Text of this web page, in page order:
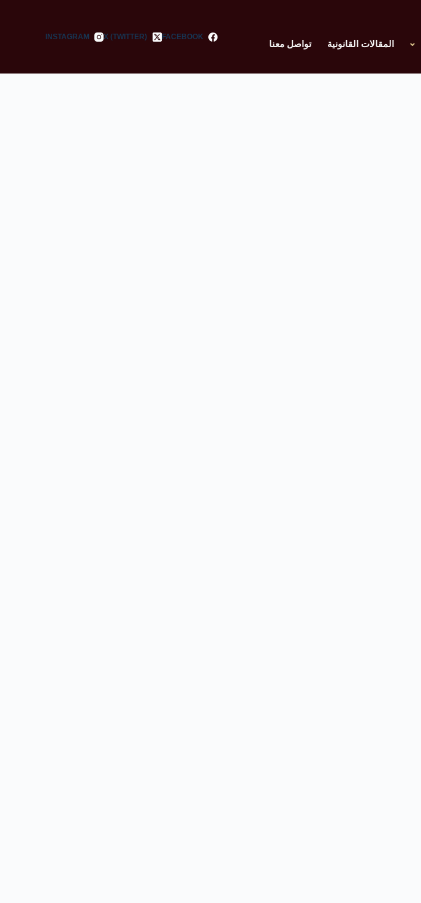
المقالات القانونية تواصل معنا
FACEBOOK
X (TWITTER)
INSTAGRAM